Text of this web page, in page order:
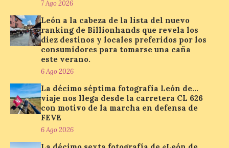
Paradores renueva su
compromiso con La Vuelta
como patrocinador oficial
7 Ago 2026
volverá a estar presente
en la zona de descanso
junto al control de firmas
Leaders Lounge, dos espacios exclusivos
para los ciclistas. El recorrido de La
Vuelta discurrirá junto a 17 […]
7 Ago 2026
León a la cabeza de la lista del nuevo
ranking de Billionhands que revela los
diez destinos y locales preferidos por los
consumidores para tomarse una caña
este verano.
6 Ago 2026
La décimo séptima fotografía León de…
viaje nos llega desde la carretera CL 626
con motivo de la marcha en defensa de
FEVE
6 Ago 2026